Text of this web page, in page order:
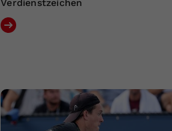
Verdienstzeichen